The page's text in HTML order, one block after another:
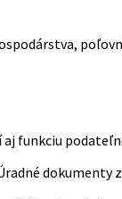
aj funkciu
dokumenty